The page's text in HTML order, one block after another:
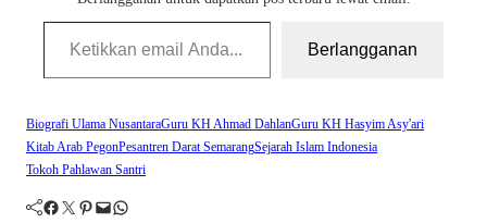
Ketikkan email Anda...
Berlangganan
Biografi Ulama NusantaraGuru KH Ahmad DahlanGuru KH Hasyim Asy'ari
Kitab Arab PegonPesantren Darat SemarangSejarah Islam Indonesia
Tokoh Pahlawan Santri
Facebook Twitter Pinterest Mail WhatsApp